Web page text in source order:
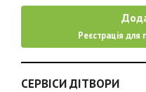
Реєстрація для
СЕРВІСИ ДІТВОРИ